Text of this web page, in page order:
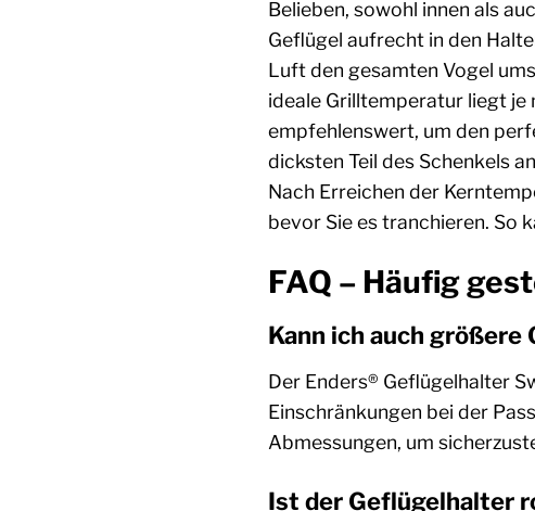
Belieben, sowohl innen als
Geflügel aufrecht in den
Luft den gesamten Vogel
ideale Grilltemperatur liegt je
empfehlenswert, um den
dicksten Teil des Schenkels
Nach Erreichen der
bevor Sie es tranchieren. So
FAQ – Häufig
Kann ich auch
Der Enders® Geflügelhalter
Einschränkungen bei der
Abmessungen, um
Ist der Geflügelhalter